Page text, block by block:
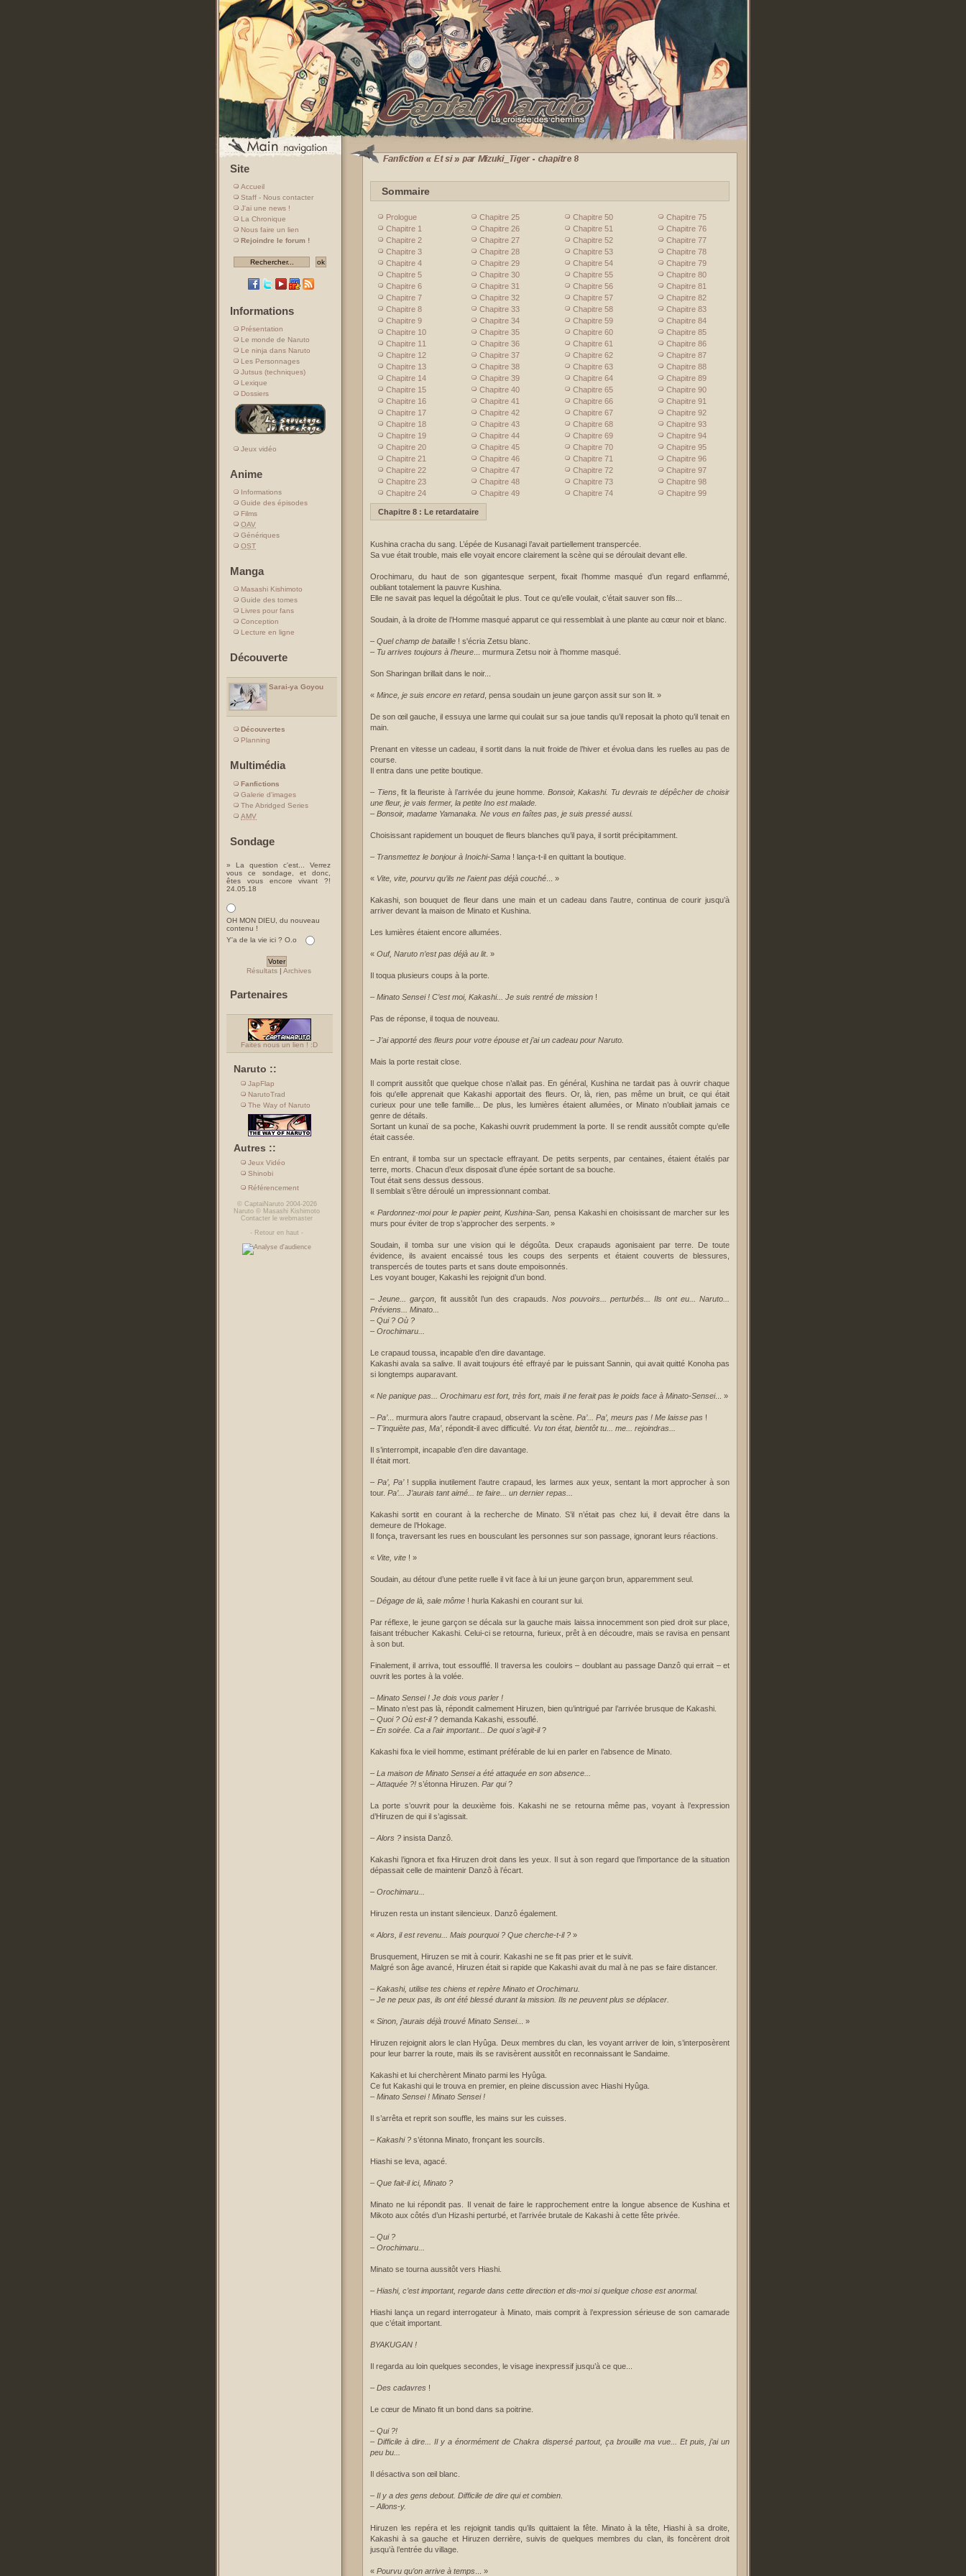
Site
Accueil
Staff - Nous contacter
J'ai une news !
La Chronique
Nous faire un lien
Rejoindre le forum !
Informations
Présentation
Le monde de Naruto
Le ninja dans Naruto
Les Personnages
Jutsus (techniques)
Lexique
Dossiers
Jeux vidéo
Anime
Informations
Guide des épisodes
Films
OAV
Génériques
OST
Manga
Masashi Kishimoto
Guide des tomes
Livres pour fans
Conception
Lecture en ligne
Découverte
Sarai-ya Goyou
Découvertes
Planning
Multimédia
Fanfictions
Galerie d'images
The Abridged Series
AMV
Sondage
» La question c'est... Verrez
vous ce sondage, et donc,
êtes vous encore vivant ?!
24.05.18
OH MON DIEU, du nouveau
contenu !
Y'a de la vie ici ? O.o
Résultats| Archives
Partenaires
Faites nous un lien ! :D
Naruto ::
JapFlap
NarutoTrad
The Way of Naruto
Autres ::
Jeux Vidéo
Shinobi
Référencement
© CaptaiNaruto2004-2026
Naruto © Masashi Kishimoto
Contacter le webmaster
- Retour en haut -
Sommaire
Prologue
Chapitre 1
Chapitre 2
Chapitre 3
Chapitre 4
Chapitre 5
Chapitre 6
Chapitre 7
Chapitre 8
Chapitre 9
Chapitre 10
Chapitre 11
Chapitre 12
Chapitre 13
Chapitre 14
Chapitre 15
Chapitre 16
Chapitre 17
Chapitre 18
Chapitre 19
Chapitre 20
Chapitre 21
Chapitre 22
Chapitre 23
Chapitre 24
Chapitre 25
Chapitre 26
Chapitre 27
Chapitre 28
Chapitre 29
Chapitre 30
Chapitre 31
Chapitre 32
Chapitre 33
Chapitre 34
Chapitre 35
Chapitre 36
Chapitre 37
Chapitre 38
Chapitre 39
Chapitre 40
Chapitre 41
Chapitre 42
Chapitre 43
Chapitre 44
Chapitre 45
Chapitre 46
Chapitre 47
Chapitre 48
Chapitre 49
Chapitre 50
Chapitre 51
Chapitre 52
Chapitre 53
Chapitre 54
Chapitre 55
Chapitre 56
Chapitre 57
Chapitre 58
Chapitre 59
Chapitre 60
Chapitre 61
Chapitre 62
Chapitre 63
Chapitre 64
Chapitre 65
Chapitre 66
Chapitre 67
Chapitre 68
Chapitre 69
Chapitre 70
Chapitre 71
Chapitre 72
Chapitre 73
Chapitre 74
Chapitre 75
Chapitre 76
Chapitre 77
Chapitre 78
Chapitre 79
Chapitre 80
Chapitre 81
Chapitre 82
Chapitre 83
Chapitre 84
Chapitre 85
Chapitre 86
Chapitre 87
Chapitre 88
Chapitre 89
Chapitre 90
Chapitre 91
Chapitre 92
Chapitre 93
Chapitre 94
Chapitre 95
Chapitre 96
Chapitre 97
Chapitre 98
Chapitre 99
Chapitre 8 : Le retardataire
Kushina cracha du sang. L’épée de Kusanagi l’avait partiellement transpercée.
Sa vue était trouble, mais elle voyait encore clairement la scène qui se déroulait devant elle.
Orochimaru, du haut de son gigantesque serpent, fixait l’homme masqué d’un regard enflammé,
oubliant totalement la pauvre Kushina.
Elle ne savait pas lequel la dégoûtait le plus. Tout ce qu’elle voulait, c’était sauver son fils...
Soudain, à la droite de l’Homme masqué apparut ce qui ressemblait à une plante au cœur noir et blanc.
– Quel champ de bataille ! s'écria Zetsu blanc.
– Tu arrives toujours à l’heure ... murmura Zetsu noir à l'homme masqué.
Son Sharingan brillait dans le noir...
« Mince, je suis encore en retard, pensa soudain un jeune garçon assit sur son lit. »
De son œil gauche, il essuya une larme qui coulait sur sa joue tandis qu’il reposait la photo qu’il tenait en
main.
Prenant en vitesse un cadeau, il sortit dans la nuit froide de l’hiver et évolua dans les ruelles au pas de
course.
Il entra dans une petite boutique.
– Tiens , fit la fleuriste à l’arrivée du jeune homme. Bonsoir, Kakashi. Tu devrais te dépêcher de choisir
une fleur, je vais fermer, la petite Ino est malade.
– Bonsoir, madame Yamanaka. Ne vous en faîtes pas, je suis pressé aussi.
Choisissant rapidement un bouquet de fleurs blanches qu’il paya, il sortit précipitamment.
– Transmettez le bonjour à Inoichi-Sama ! lança-t-il en quittant la boutique.
« Vite, vite, pourvu qu’ils ne l’aient pas déjà couché ... »
Kakashi, son bouquet de fleur dans une main et un cadeau dans l’autre, continua de courir jusqu’à
arriver devant la maison de Minato et Kushina.
Les lumières étaient encore allumées.
« Ouf, Naruto n’est pas déjà au lit. »
Il toqua plusieurs coups à la porte.
– Minato Sensei ! C’est moi, Kakashi... Je suis rentré de mission !
Pas de réponse, il toqua de nouveau.
– J’ai apporté des fleurs pour votre épouse et j’ai un cadeau pour Naruto.
Mais la porte restait close.
Il comprit aussitôt que quelque chose n’allait pas. En général, Kushina ne tardait pas à ouvrir chaque
fois qu'elle apprenait que Kakashi apportait des fleurs. Or, là, rien, pas même un bruit, ce qui était
curieux pour une telle famille... De plus, les lumières étaient allumées, or Minato n’oubliait jamais ce
genre de détails.
Sortant un kunaï de sa poche, Kakashi ouvrit prudemment la porte. Il se rendit aussitôt compte qu’elle
était cassée.
En entrant, il tomba sur un spectacle effrayant. De petits serpents, par centaines, étaient étalés par
terre, morts. Chacun d’eux disposait d’une épée sortant de sa bouche.
Tout était sens dessus dessous.
Il semblait s’être déroulé un impressionnant combat.
« Pardonnez-moi pour le papier peint, Kushina-San, pensa Kakashi en choisissant de marcher sur les
murs pour éviter de trop s’approcher des serpents. »
Soudain, il tomba sur une vision qui le dégoûta. Deux crapauds agonisaient par terre. De toute
évidence, ils avaient encaissé tous les coups des serpents et étaient couverts de blessures,
transpercés de toutes parts et sans doute empoisonnés.
Les voyant bouger, Kakashi les rejoignit d’un bond.
–Jeune... garçon , fit aussitôt l’un des crapauds. Nos pouvoirs... perturbés... Ils ont eu... Naruto...
Préviens... Minato...
– Qui ? Où ?
– Orochimaru...
Le crapaud toussa, incapable d’en dire davantage.
Kakashi avala sa salive. Il avait toujours été effrayé par le puissant Sannin, qui avait quitté Konoha pas
si longtemps auparavant.
« Ne panique pas... Orochimaru est fort, très fort, mais il ne ferait pas le poids face à Minato-Sensei... »
– Pa’... murmura alors l’autre crapaud, observant la scène. Pa’... Pa’, meurs pas ! Me laisse pas !
– T’inquiète pas, Ma’, répondit-il avec difficulté. Vu ton état, bientôt tu... me... rejoindras...
Il s’interrompit, incapable d’en dire davantage.
Il était mort.
–Pa’, Pa’! supplia inutilement l’autre crapaud, les larmes aux yeux, sentant la mort approcher à son
tour. Pa’... J’aurais tant aimé... te faire... un dernier repas...
Kakashi sortit en courant à la recherche de Minato. S’il n’était pas chez lui, il devait être dans la
demeure de l’Hokage.
Il fonça, traversant les rues en bousculant les personnes sur son passage, ignorant leurs réactions.
« Vite, vite ! »
Soudain, au détour d’une petite ruelle il vit face à lui un jeune garçon brun, apparemment seul.
– Dégage de là, sale môme ! hurla Kakashi en courant sur lui.
Par réflexe, le jeune garçon se décala sur la gauche mais laissa innocemment son pied droit sur place,
faisant trébucher Kakashi. Celui-ci se retourna, furieux, prêt à en découdre, mais se ravisa en pensant
à son but.
Finalement, il arriva, tout essoufflé. Il traversa les couloirs – doublant au passage Danzô qui errait – et
ouvrit les portes à la volée.
– Minato Sensei ! Je dois vous parler !
– Minato n’est pas là, répondit calmement Hiruzen, bien qu’intrigué par l’arrivée brusque de Kakashi.
– Quoi ? Où est-il? demanda Kakashi, essouflé.
– En soirée. Ca a l’air important... De quoi s’agit-il?
Kakashi fixa le vieil homme, estimant préférable de lui en parler en l’absence de Minato.
– La maison de Minato Sensei a été attaquée en son absence...
– Attaquée ?! s’étonna Hiruzen. Par qui?
La porte s’ouvrit pour la deuxième fois. Kakashi ne se retourna même pas, voyant à l’expression
d’Hiruzen de qui il s’agissait.
– Alors ? insista Danzô.
Kakashi l’ignora et fixa Hiruzen droit dans les yeux. Il sut à son regard que l’importance de la situation
dépassait celle de maintenir Danzô à l’écart.
– Orochimaru...
Hiruzen resta un instant silencieux. Danzô également.
« Alors, il est revenu... Mais pourquoi ? Que cherche-t-il ? »
Brusquement, Hiruzen se mit à courir. Kakashi ne se fit pas prier et le suivit.
Malgré son âge avancé, Hiruzen était si rapide que Kakashi avait du mal à ne pas se faire distancer.
– Kakashi, utilise tes chiens et repère Minato et Orochimaru.
– Je ne peux pas, ils ont été blessé durant la mission. Ils ne peuvent plus se déplacer.
« Sinon, j’aurais déjà trouvé Minato Sensei... »
Hiruzen rejoignit alors le clan Hyûga. Deux membres du clan, les voyant arriver de loin, s’interposèrent
pour leur barrer la route, mais ils se ravisèrent aussitôt en reconnaissant le Sandaime.
Kakashi et lui cherchèrent Minato parmi les Hyûga.
Ce fut Kakashi qui le trouva en premier, en pleine discussion avec Hiashi Hyûga.
– Minato Sensei ! Minato Sensei !
Il s’arrêta et reprit son souffle, les mains sur les cuisses.
– Kakashi ? s’étonna Minato, fronçant les sourcils.
Hiashi se leva, agacé.
– Que fait-il ici, Minato ?
Minato ne lui répondit pas. Il venait de faire le rapprochement entre la longue absence de Kushina et
Mikoto aux côtés d’un Hizashi perturbé, et l’arrivée brutale de Kakashi à cette fête privée.
– Qui ?
– Orochimaru...
Minato se tourna aussitôt vers Hiashi.
– Hiashi, c’est important, regarde dans cette direction et dis-moi si quelque chose est anormal.
Hiashi lança un regard interrogateur à Minato, mais comprit à l’expression sérieuse de son camarade
que c’était important.
BYAKUGAN !
Il regarda au loin quelques secondes, le visage inexpressif jusqu’à ce que...
– Des cadavres !
Le cœur de Minato fit un bond dans sa poitrine.
– Qui ?!
– Difficile à dire... Il y a énormément de Chakra dispersé partout, ça brouille ma vue... Et puis, j’ai un
peu bu...
Il désactiva son œil blanc.
– Il y a des gens debout. Difficile de dire qui et combien.
– Allons-y.
Hiruzen les repéra et les rejoignit tandis qu’ils quittaient la fête. Minato à la tête, Hiashi à sa droite,
Kakashi à sa gauche et Hiruzen derrière, suivis de quelques membres du clan, ils foncèrent droit
jusqu’à l’entrée du village.
« Pourvu qu’on arrive à temps ... »